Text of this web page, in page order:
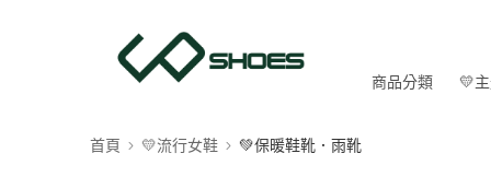
商品分類 💛
首頁 💛流行女鞋 💚保暖鞋靴．雨靴